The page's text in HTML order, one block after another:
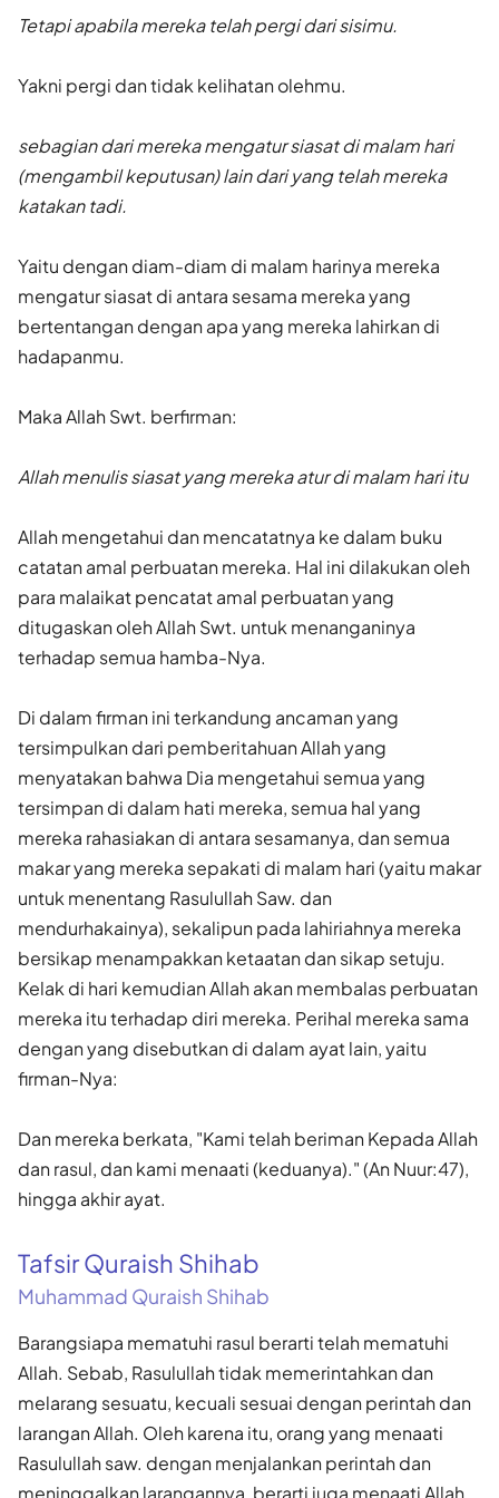
Tetapi apabila mereka telah pergi dari sisimu.
Yakni pergi dan tidak kelihatan olehmu.
sebagian dari mereka mengatur siasat di malam hari
(mengambil keputusan) lain dari yang telah mereka
katakan tadi.
Yaitu dengan diam-diam di malam harinya mereka
mengatur siasat di antara sesama mereka yang
bertentangan dengan apa yang mereka lahirkan di
hadapanmu.
Maka Allah Swt. berfirman:
Allah menulis siasat yang mereka atur di malam hari itu
Allah mengetahui dan mencatatnya ke dalam buku
catatan amal perbuatan mereka. Hal ini dilakukan oleh
para malaikat pencatat amal perbuatan yang
ditugaskan oleh Allah Swt. untuk menanganinya
terhadap semua hamba-Nya.
Di dalam firman ini terkandung ancaman yang
tersimpulkan dari pemberitahuan Allah yang
menyatakan bahwa Dia mengetahui semua yang
tersimpan di dalam hati mereka, semua hal yang
mereka rahasiakan di antara sesamanya, dan semua
makar yang mereka sepakati di malam hari (yaitu makar
untuk menentang Rasulullah Saw. dan
mendurhakainya), sekalipun pada lahiriahnya mereka
bersikap menampakkan ketaatan dan sikap setuju.
Kelak di hari kemudian Allah akan membalas perbuatan
mereka itu terhadap diri mereka. Perihal mereka sama
dengan yang disebutkan di dalam ayat lain, yaitu
firman-Nya:
Dan mereka berkata, "Kami telah beriman Kepada Allah
dan rasul, dan kami menaati (keduanya)." (An Nuur:47),
hingga akhir ayat.
Tafsir Quraish Shihab
Muhammad Quraish Shihab
Barangsiapa mematuhi rasul berarti telah mematuhi
Allah. Sebab, Rasulullah tidak memerintahkan dan
melarang sesuatu, kecuali sesuai dengan perintah dan
larangan Allah. Oleh karena itu, orang yang menaati
Rasulullah saw. dengan menjalankan perintah dan
meninggalkan larangannya, berarti juga menaati Allah.